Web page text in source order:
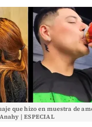
que hizo en muestra de
| ESPECIAL